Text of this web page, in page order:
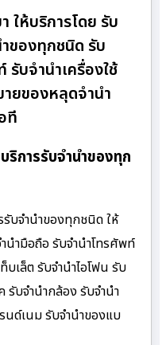
ให้บริการโดย รับ
ของทุกชนิด รับ
บจำนำเครื่องใช้
ยของหลุดจำนำ
ที
ริการรับจำนำของทุก
รับจำนำของทุกชนิด ให้
นำมือถือ รับจำนำโทรศัพท์
บเล็ต รับจำนำไอโฟน รับ
รับจำนำกล้อง รับจำนำ
นด์เนม รับจำนำของแบ